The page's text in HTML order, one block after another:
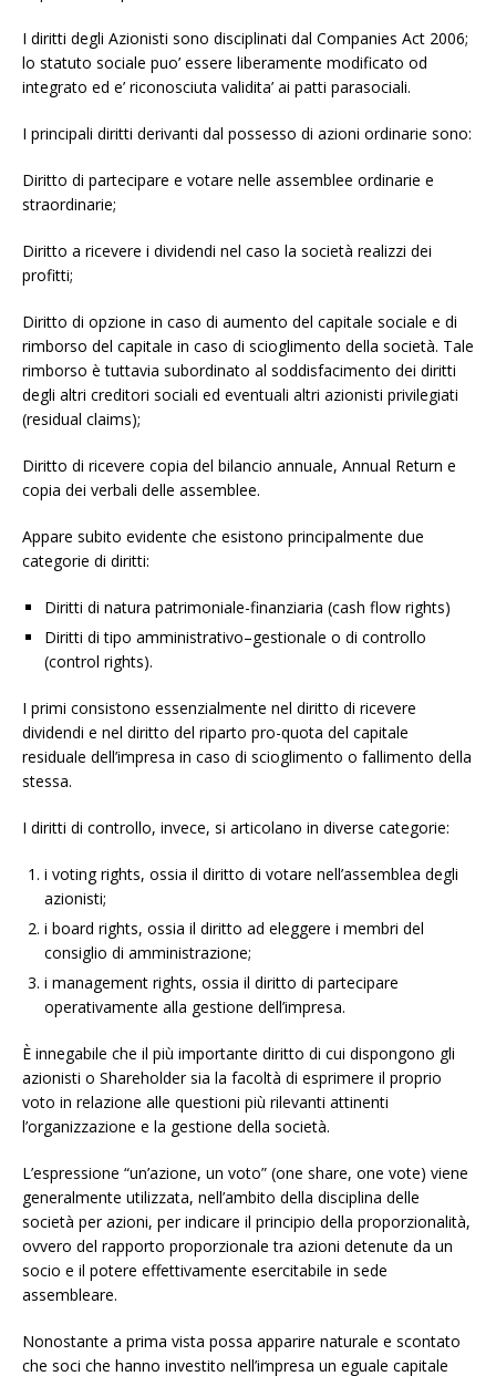
I diritti degli Azionisti sono disciplinati dal Companies Act 2006;
lo statuto sociale puo’ essere liberamente modificato od
integrato ed e’ riconosciuta validita’ ai patti parasociali.
I principali diritti derivanti dal possesso di azioni ordinarie sono:
Diritto di partecipare e votare nelle assemblee ordinarie e
straordinarie;
Diritto a ricevere i dividendi nel caso la società realizzi dei
profitti;
Diritto di opzione in caso di aumento del capitale sociale e di
rimborso del capitale in caso di scioglimento della società. Tale
rimborso è tuttavia subordinato al soddisfacimento dei diritti
degli altri creditori sociali ed eventuali altri azionisti privilegiati
(residual claims);
Diritto di ricevere copia del bilancio annuale, Annual Return e
copia dei verbali delle assemblee.
Appare subito evidente che esistono principalmente due
categorie di diritti:
Diritti di natura patrimoniale-finanziaria (cash flow rights)
Diritti di tipo amministrativo–gestionale o di controllo
(control rights).
I primi consistono essenzialmente nel diritto di ricevere
dividendi e nel diritto del riparto pro-quota del capitale
residuale dell’impresa in caso di scioglimento o fallimento della
stessa.
I diritti di controllo, invece, si articolano in diverse categorie:
i voting rights, ossia il diritto di votare nell’assemblea degli
azionisti;
i board rights, ossia il diritto ad eleggere i membri del
consiglio di amministrazione;
i management rights, ossia il diritto di partecipare
operativamente alla gestione dell’impresa.
È innegabile che il più importante diritto di cui dispongono gli
azionisti o Shareholder sia la facoltà di esprimere il proprio
voto in relazione alle questioni più rilevanti attinenti
l’organizzazione e la gestione della società.
L’espressione “un’azione, un voto” (one share, one vote) viene
generalmente utilizzata, nell’ambito della disciplina delle
società per azioni, per indicare il principio della proporzionalità,
ovvero del rapporto proporzionale tra azioni detenute da un
socio e il potere effettivamente esercitabile in sede
assembleare.
Nonostante a prima vista possa apparire naturale e scontato
che soci che hanno investito nell’impresa un eguale capitale